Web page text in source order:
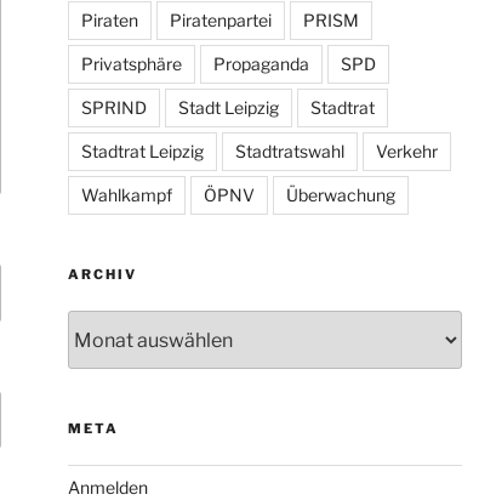
Piraten Piratenpartei PRISM
Privatsphäre Propaganda SPD
SPRIND Stadt Leipzig Stadtrat
Stadtrat Leipzig Stadtratswahl Verkehr
Wahlkampf ÖPNV Überwachung
ARCHIV
META
Anmelden